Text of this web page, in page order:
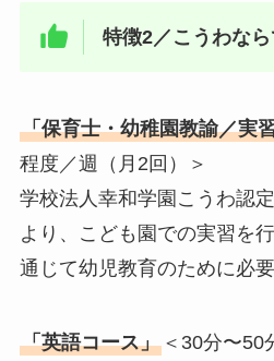
特徴2／こうわな
「保育士・幼稚園教諭／実
程度／週（月2回）＞
学校法人幸和学園こうわ認
より、こども園での実習を
通じて幼児教育のために必
「英語コース」＜30分〜50